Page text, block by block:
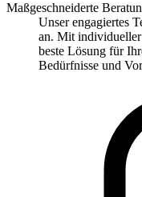
Maßgeschneiderte
Unser engagiertes
an. Mit
beste Lösung für
Bedürfnisse und